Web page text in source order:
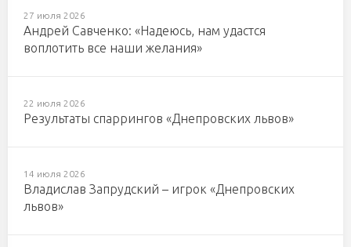
27 июля 2026
Андрей Савченко: «Надеюсь, нам удастся
воплотить все наши желания»
22 июля 2026
Результаты спаррингов «Днепровских львов»
14 июля 2026
Владислав Запрудский – игрок «Днепровских
львов»